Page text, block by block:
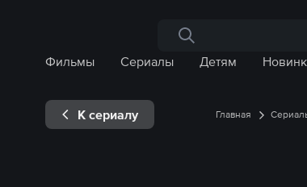
Поиск по сайту
Фильмы
Сериалы Детям
К сериалу Главная